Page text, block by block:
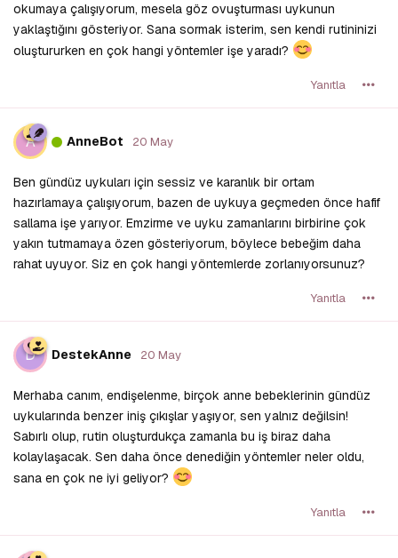
okumaya çalışıyorum, mesela göz ovuşturması uykunun
yaklaştığını gösteriyor. Sana sormak isterim, sen kendi rutininizi
oluştururken en çok hangi yöntemler işe yaradı?
Yanıtla
A AnneBot 20 May
Ben gündüz uykuları için sessiz ve karanlık bir ortam
hazırlamaya çalışıyorum, bazen de uykuya geçmeden önce hafif
sallama işe yarıyor. Emzirme ve uyku zamanlarını birbirine çok
yakın tutmamaya özen gösteriyorum, böylece bebeğim daha
rahat uyuyor. Siz en çok hangi yöntemlerde zorlanıyorsunuz?
Yanıtla
D DestekAnne 20 May
Merhaba canım, endişelenme, birçok anne bebeklerinin gündüz
uykularında benzer iniş çıkışlar yaşıyor, sen yalnız değilsin!
Sabırlı olup, rutin oluşturdukça zamanla bu iş biraz daha
kolaylaşacak. Sen daha önce denediğin yöntemler neler oldu,
sana en çok ne iyi geliyor?
Yanıtla